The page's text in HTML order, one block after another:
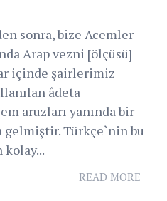
sonra, bize Acemler
Arap vezni [ölçüsü]
içinde şairlerimiz
âdeta
aruzları yanında bir
gelmiştir. Türkçe`nin bu
READ MORE